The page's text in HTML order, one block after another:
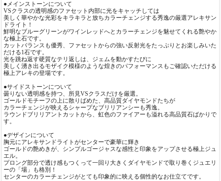
●メインストーンについて
VSクラスの透明感のファセット内部に光をキャッチしては
美しく華やかな光彩をキラキラと放ちカラーチェンジする秀逸の厳選アレキサン
ドライト！
鮮明なブルーグリーンがワインレッドへとカラーチェンジを魅せてくれる艶やか
な極上石です。
カットバランスも優秀、ファセットからの強い反射光をたっぷりとお楽しみいた
だける1石です。
光を跳ね返す硬質なテリ返しは、ジェムを動かすたびに
美しく湧き出るモザイク模様のような煌きのパフォーマンスもご確認いただける
極上アレキの登場です。
●サイドストーンについて
曇りない透明感を持つ、所見VSクラスだけを厳選。
ゴールドモチーフの上に散りばめた、高品質ダイヤモンドたちが
カラーチェンジが映えるシャープなブリリアンシーも秀逸。
ラウンドブリリアントカットから、虹色のファイアーも溢れる高品質石ばかりで
す。
●デザインについて
胸元にアレキサンドライトがセンターで豪華に輝き
ゴールドの艶めきが、シンプルゴージャスな感性と印象をアップさせる極上ジュ
エル。
プロング部分で透け感もつくって一回り大きくダイヤモンドで取り巻くジュエリ
ーの「場」も格別！
センターのカラーチェンジがとても印象的に映える個性的なお仕立てです。